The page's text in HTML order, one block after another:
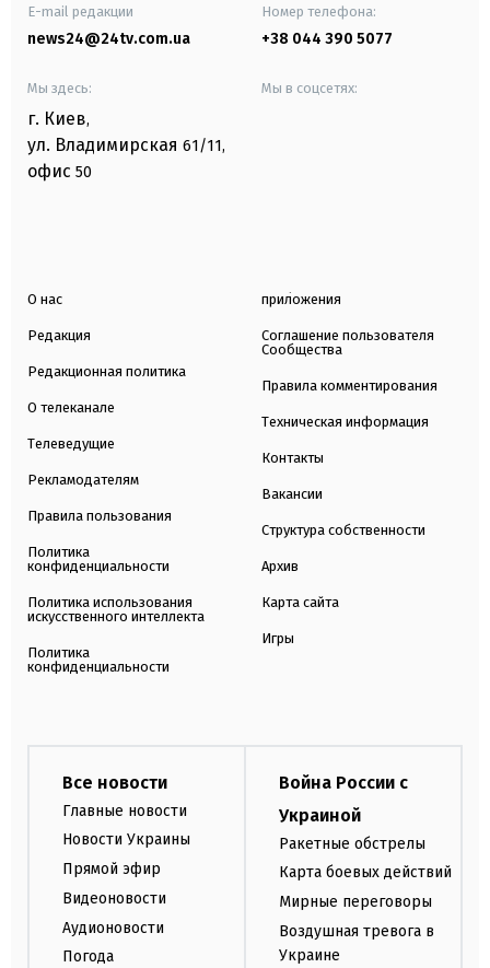
E-mail редакции
news24@24tv.com.ua
Номер телефона:
+38 044 390 5077
Мы здесь:
г. Киев,
ул. Владимирская 61/11,
офис 50
Мы в соцсетях:
О нас
Редакция
Редакционная политика
О телеканале
Телеведущие
Рекламодателям
Правила пользования
Политика
конфиденциальности
Политика использования
искусственного интеллекта
Политика
конфиденциальности
приложения
Соглашение пользователя
Сообщества
Правила комментирования
Техническая информация
Контакты
Вакансии
Структура собственности
Архив
Карта сайта
Игры
Все новости
Главные новости
Новости Украины
Прямой эфир
Видеоновости
Аудионовости
Погода
Война России с
Украиной
Ракетные обстрелы
Карта боевых действий
Мирные переговоры
Воздушная тревога в
Украине